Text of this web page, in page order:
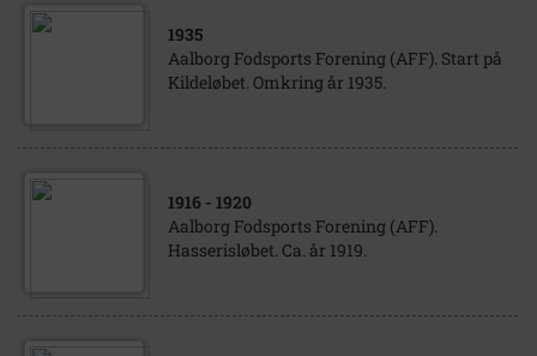
1935
Aalborg Fodsports Forening (AFF). Start på
Kildeløbet. Omkring år 1935.
1916 - 1920
Aalborg Fodsports Forening (AFF).
Hasserisløbet. Ca. år 1919.